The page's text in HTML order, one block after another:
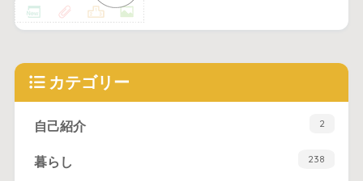
カテゴリー
自己紹介 2
暮らし 238